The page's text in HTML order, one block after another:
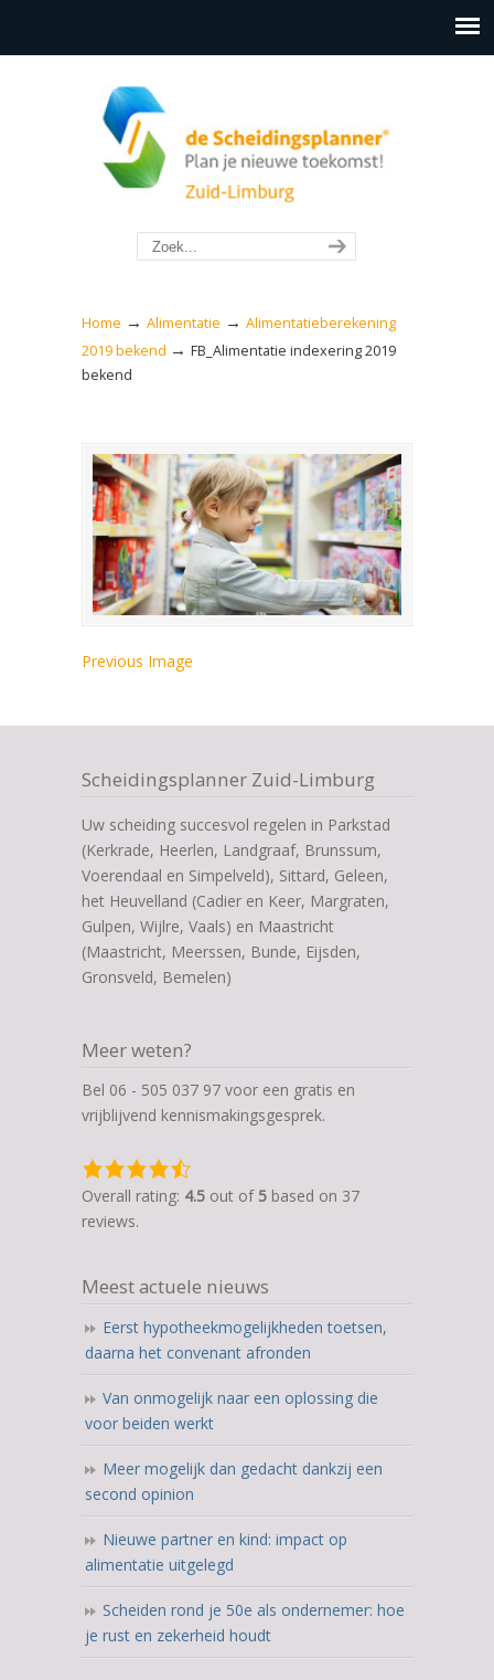
Home → Alimentatie → Alimentatieberekening
2019 bekend → FB_Alimentatie indexering 2019
bekend
Previous Image
Scheidingsplanner Zuid-Limburg
Uw scheiding succesvol regelen in Parkstad
(Kerkrade, Heerlen, Landgraaf, Brunssum,
Voerendaal en Simpelveld), Sittard, Geleen,
het Heuvelland (Cadier en Keer, Margraten,
Gulpen, Wijlre, Vaals) en Maastricht
(Maastricht, Meerssen, Bunde, Eijsden,
Gronsveld, Bemelen)
Meer weten?
Bel 06 - 505 037 97 voor een gratis en
vrijblijvend kennismakingsgesprek.
4,5
rating
based
ratings
Overall rating: 4.5 out of 5 based on 37
reviews.
Meest actuele nieuws
Eerst hypotheekmogelijkheden toetsen,
daarna het convenant afronden
Van onmogelijk naar een oplossing die
voor beiden werkt
Meer mogelijk dan gedacht dankzij een
second opinion
Nieuwe partner en kind: impact op
alimentatie uitgelegd
Scheiden rond je 50e als ondernemer: hoe
je rust en zekerheid houdt